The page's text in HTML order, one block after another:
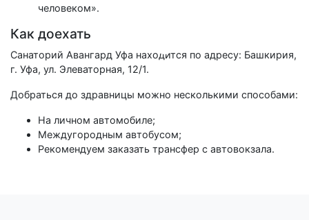
человеком».
Как доехать
Санаторий Авангард Уфа находится по адресу: Башкирия,
г. Уфа, ул. Элеваторная, 12/1.
Добраться до здравницы можно несколькими способами:
На личном автомобиле;
Междугородным автобусом;
Рекомендуем заказать трансфер с автовокзала.